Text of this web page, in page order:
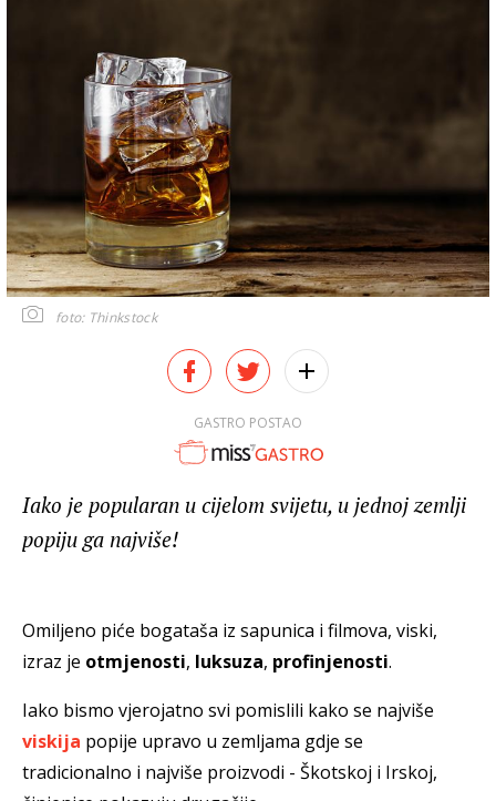
foto: Thinkstock
GASTRO POSTAO
Iako je popularan u cijelom svijetu, u jednoj zemlji
popiju ga najviše!
Omiljeno piće bogataša iz sapunica i filmova, viski,
izraz je otmjenosti, luksuza, profinjenosti.
Iako bismo vjerojatno svi pomislili kako se najviše
viskija popije upravo u zemljama gdje se
tradicionalno i najviše proizvodi - Škotskoj i Irskoj,